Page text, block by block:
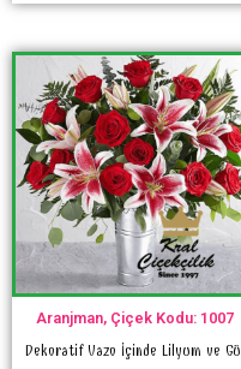
Aranjman, Çiçek Kodu: 1007
Dekoratif Vazo İçinde Lilyum ve Gül